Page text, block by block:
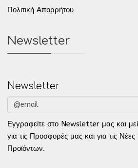
Πολιτική Απορρήτου
Newsletter
Newsletter
Εγγραφείτε στο Newsletter μας και
για τις Προσφορές μας και για τις
Προϊόντων.